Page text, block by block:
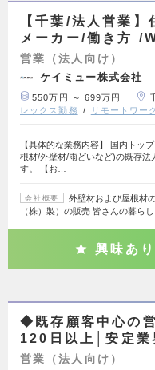
【千葉/法人営業
メーカー/働き方 /
営業（法人向け）
ケイミュー株式会社
550万円 ～ 699万円
レックス勤務
リモートワー
【具体的な業務内容】 国内トッ
根材/外壁材/雨どいなど)の既存法
す。 【お…
会社概要
外壁材および屋根材
（株）製）の販売 皆さんの暮ら
興味あり
◆既存顧客中心の
120日以上│安定
営業（法人向け）